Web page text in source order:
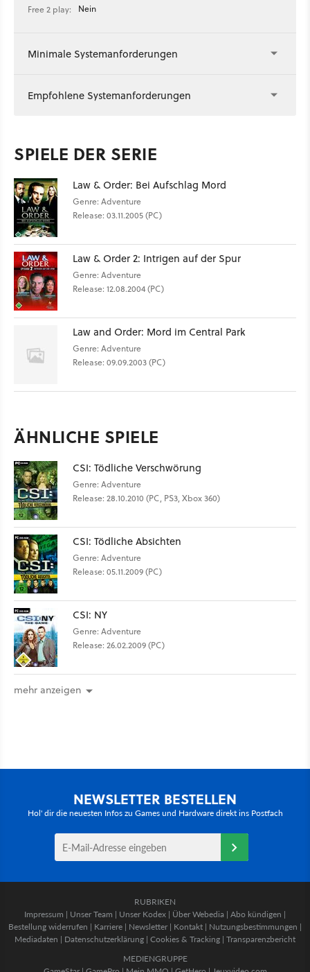
Free 2 play:
Nein
Minimale Systemanforderungen
Empfohlene Systemanforderungen
SPIELE DER SERIE
Law & Order: Bei Aufschlag Mord
Genre: Adventure
Release: 03.11.2005 (PC)
Law & Order 2: Intrigen auf der Spur
Genre: Adventure
Release: 12.08.2004 (PC)
Law and Order: Mord im Central Park
Genre: Adventure
Release: 09.09.2003 (PC)
ÄHNLICHE SPIELE
CSI: Tödliche Verschwörung
Genre: Adventure
Release: 28.10.2010 (PC, PS3, Xbox 360)
CSI: Tödliche Absichten
Genre: Adventure
Release: 05.11.2009 (PC)
CSI: NY
Genre: Adventure
Release: 26.02.2009 (PC)
mehr anzeigen
NEWSLETTER BESTELLEN
Hol' dir die neuesten Infos zu Games und Hardware direkt ins Postfach
RUBRIKEN
Impressum | Unser Team | Unser Kodex | Über Webedia | Abo kündigen |
Bestellung widerrufen | Karriere | Newsletter | Kontakt | Nutzungsbestimmungen |
Mediadaten | Datenschutzerklärung | Cookies & Tracking | Transparenzbericht
MEDIENGRUPPE